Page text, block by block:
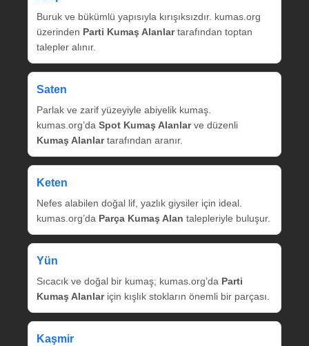
Buruk ve bükümlü yapısıyla kırışıksızdır. kumas.org
üzerinden Parti Kumaş Alanlartarafından toptan
talepler alınır.
Saten
Parlak ve zarif yüzeyiyle abiyelik kumaş.
kumas.org’da Spot Kumaş Alanlarve düzenli
Kumaş Alanlartarafından aranır.
Keten
Nefes alabilen doğal lif, yazlık giysiler için ideal.
kumas.org’da Parça Kumaş Alan talepleriyle buluşur.
Yün
Sıcacık ve doğal bir kumaş; kumas.org’da Parti
Kumaş Alanlariçin kışlık stokların önemli bir parçası.
Kaşmir